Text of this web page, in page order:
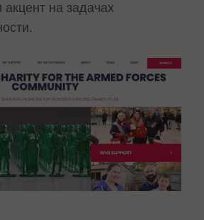
акцент на задачах